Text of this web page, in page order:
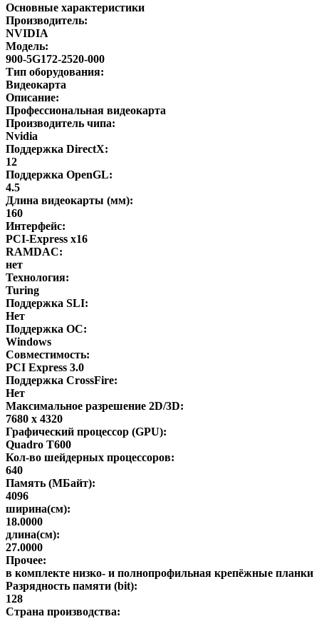
Основные характеристики
Производитель:
NVIDIA
Модель:
900-5G172-2520-000
Тип оборудования:
Видеокарта
Описание:
Профессиональная видеокарта
Производитель чипа:
Nvidia
Поддержка DirectX:
12
Поддержка OpenGL:
4.5
Длина видеокарты (мм):
160
Интерфейс:
PCI-Express x16
RAMDAC:
нет
Технология:
Turing
Поддержка SLI:
Нет
Поддержка ОС:
Windows
Совместимость:
PCI Express 3.0
Поддержка CrossFire:
Нет
Максимальное разрешение 2D/3D:
7680 x 4320
Графический процессор (GPU):
Quadro T600
Кол-во шейдерных процессоров:
640
Память (МБайт):
4096
ширина(см):
18.0000
длина(см):
27.0000
Прочее:
в комплекте низко- и полнопрофильная крепёжные планки
Разрядность памяти (bit):
128
Страна производства: